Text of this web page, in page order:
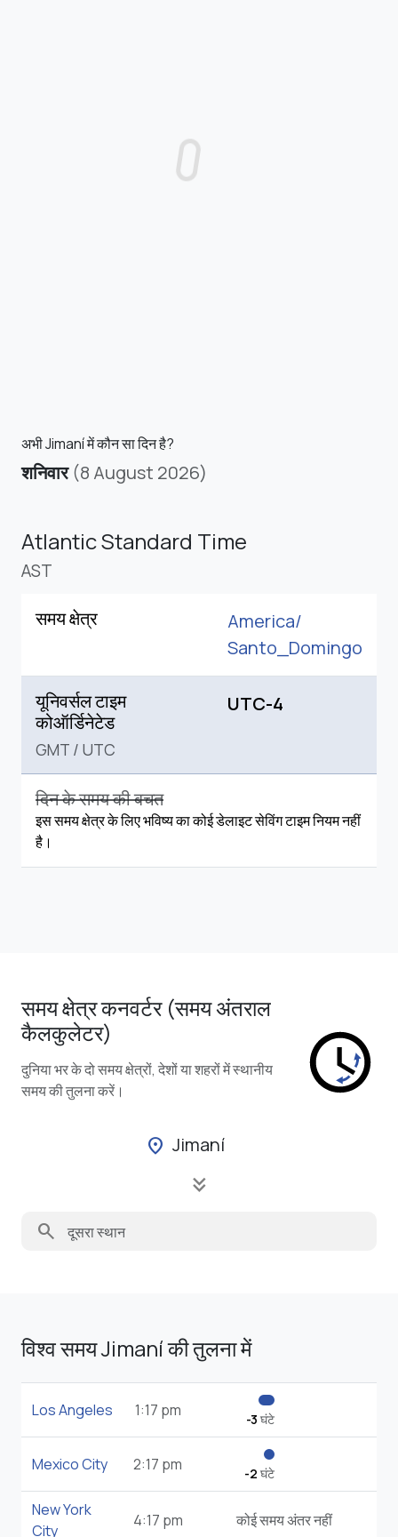
अभी Jimaní में कौन सा दिन है?
शनिवार (8 August 2026)
Atlantic Standard Time
AST
समय क्षेत्र
America/
Santo_Domingo
यूनिवर्सल टाइम
कोऑर्डिनेटेड
GMT / UTC
UTC-4
दिन के समय की बचत
इस समय क्षेत्र के लिए भविष्य का कोई डेलाइट सेविंग टाइम नियम नहीं
है।
समय क्षेत्र कनवर्टर (समय अंतराल
कैलकुलेटर)
दुनिया भर के दो समय क्षेत्रों, देशों या शहरों में स्थानीय
समय की तुलना करें।
location_on Jimaní
keyboard_double_arrow_down
search
विश्व समय Jimaní की तुलना में
Los Angeles 1:17 pm -3 घंटे
Mexico City 2:17 pm -2 घंटे
New York
City
4:17 pm कोई समय अंतर नहीं